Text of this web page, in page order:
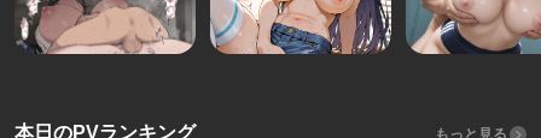
本日のPVランキング もっと見る